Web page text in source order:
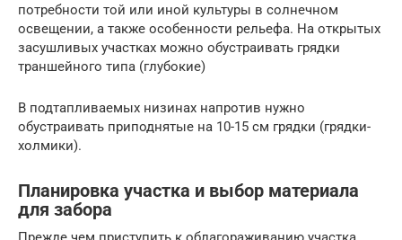
потребности той или иной культуры в солнечном
освещении, а также особенности рельефа. На открытых
засушливых участках можно обустраивать грядки
траншейного типа (глубокие)
В подтапливаемых низинах напротив нужно
обустраивать приподнятые на 10-15 см грядки (грядки-
холмики).
Планировка участка и выбор материала
для забора